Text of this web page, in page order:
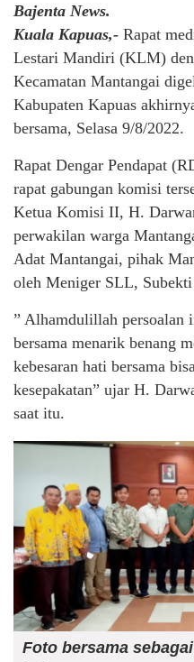
Bajenta News.
Kuala Kapuas,- Rapat
Lestari Mandiri (KLM)
Kecamatan Mantangai
Kabupaten Kapuas
bersama, Selasa 9/8/2022.
Rapat Dengar Pendapat
rapat gabungan komisi
Ketua Komisi II, H.
perwakilan warga
Adat Mantangai, pihak
oleh Meniger SLL,
” Alhamdulillah persoalan
bersama menarik benang
kebesaran hati bersama
kesepakatan” ujar H.
saat itu.
Foto bersama